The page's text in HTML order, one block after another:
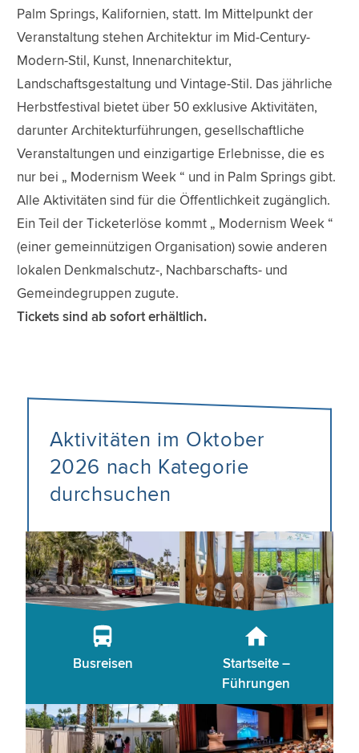
Palm Springs, Kalifornien, statt. Im Mittelpunkt der
Veranstaltung stehen Architektur im Mid-Century-
Modern-Stil, Kunst, Innenarchitektur,
Landschaftsgestaltung und Vintage-Stil. Das jährliche
Herbstfestival bietet über 50 exklusive Aktivitäten,
darunter Architekturführungen, gesellschaftliche
Veranstaltungen und einzigartige Erlebnisse, die es
nur bei „ Modernism Week “ und in Palm Springs gibt.
Alle Aktivitäten sind für die Öffentlichkeit zugänglich.
Ein Teil der Ticketerlöse kommt „ Modernism Week “
(einer gemeinnützigen Organisation) sowie anderen
lokalen Denkmalschutz-, Nachbarschafts- und
Gemeindegruppen zugute.
Tickets sind ab sofort erhältlich.
Aktivitäten im Oktober
2026 nach Kategorie
durchsuchen
Busreisen
Startseite –
Führungen